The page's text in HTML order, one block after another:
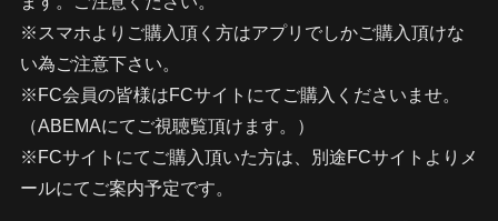
※スマホよりご購入頂く方はアプリでしかご購入頂けな
い為ご注意下さい。
※FC会員の皆様はFCサイトにてご購入くださいませ。
（ABEMAにてご視聴覧頂けます。）
※FCサイトにてご購入頂いた方は、別途FCサイトよりメ
ールにてご案内予定です。